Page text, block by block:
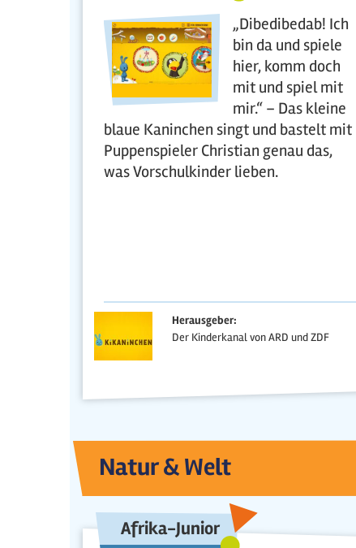
„Dibedibedab! Ich
bin da und spiele
hier, komm doch
mit und spiel mit
mir.“ – Das kleine
blaue Kaninchen singt und bastelt mit
Puppenspieler Christian genau das,
was Vorschulkinder lieben.
Herausgeber:
Der Kinderkanal von ARD und ZDF
Natur & Welt
Afrika-Junior